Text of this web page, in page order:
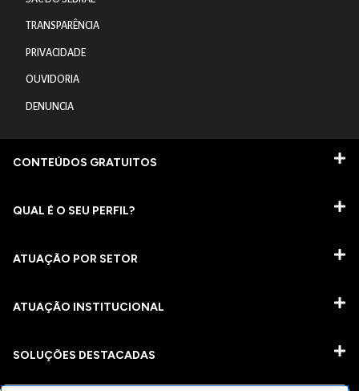
TRANSPARÊNCIA
PRIVACIDADE
OUVIDORIA
DENUNCIA
CONTEÚDOS GRATUITOS
QUAL É O SEU PERFIL?
ATUAÇÃO POR SETOR
ATUAÇÃO INSTITUCIONAL
SOLUÇÕES DESTACADAS